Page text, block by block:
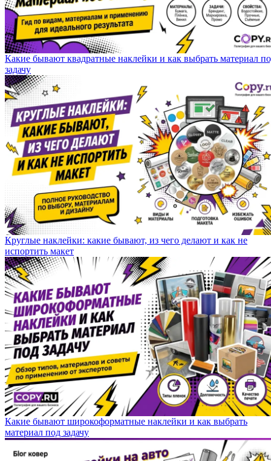
Какие бывают квадратные наклейки и как выбрать материал
задачу
Круглые наклейки: какие бывают, из чего делают и как не
испортить макет
Какие бывают широкоформатные наклейки и как выбрать
материал под задачу